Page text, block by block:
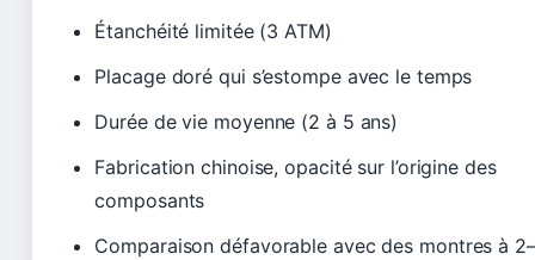
Étanchéité limitée (3 ATM)
Placage doré qui s’estompe avec le temps
Durée de vie moyenne (2 à 5 ans)
Fabrication chinoise, opacité sur l’origine des
composants
Comparaison défavorable avec des montres à